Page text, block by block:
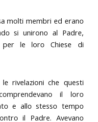
molti membri ed erano
si unirono al Padre,
per le loro Chiese di
rivelazioni che questi
il loro
e allo stesso tempo
il Padre. Avevano